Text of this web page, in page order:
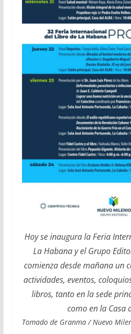
Hoy se inaugura la Feria
La Habana y el Grupo
comienza desde mañana un
actividades, eventos,
libros, tanto en la sede
como en la Casa
Tomado de Granma / Nuevo